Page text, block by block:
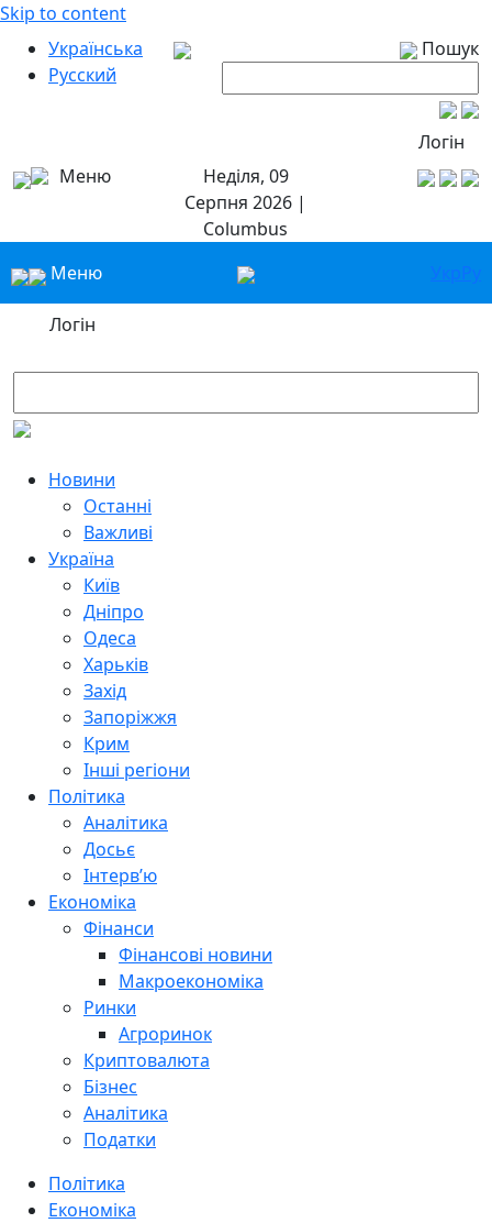
Skip to content
Українська
Русский
Пошук
Логін
Меню
Неділя, 09
Серпня 2026 |
Columbus
Меню
УкрРу
Логін
Новини
Останні
Важливі
Україна
Київ
Дніпро
Одеса
Харьків
Захід
Запоріжжя
Крим
Інші регіони
Політика
Аналітика
Досьє
Інтерв’ю
Економіка
Фінанси
Фінансові новини
Макроекономіка
Ринки
Агроринок
Криптовалюта
Бізнес
Аналітика
Податки
Політика
Економіка